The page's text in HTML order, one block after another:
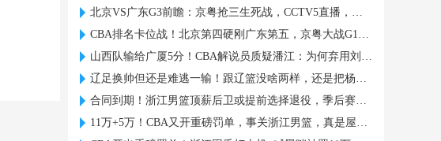
北京VS广东G3前瞻：京粤抢三生死战，CCTV5直播，胜者PK上海
CBA排名卡位战！北京第四硬刚广东第五，京粤大战G1定生死
山西队输给广厦5分！CBA解说员质疑潘江：为何弃用刘传兴？
辽足换帅但还是难逃一输！跟辽篮没啥两样，还是把杨鸣请回来吧？
合同到期！浙江男篮顶薪后卫或提前选择退役，季后赛场均仅2分3板
11万+5万！CBA又开重磅罚单，事关浙江男篮，真是屋漏偏逢连夜雨